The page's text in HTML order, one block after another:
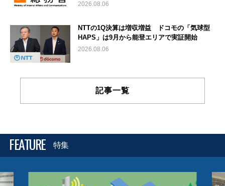
2026.08.06
NTTの1Q決算は増収増益 ドコモの「気球型
HAPS」は9月から能登エリアで実証開始
2026.08.06
記事一覧
FEATURE 特集